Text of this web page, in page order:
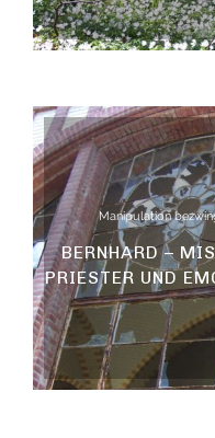
Manipulation
BERNHARD –
PRIESTER UND